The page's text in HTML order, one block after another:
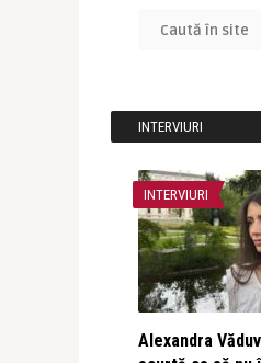
INTERVIURI
INTERVIURI
Alexandra